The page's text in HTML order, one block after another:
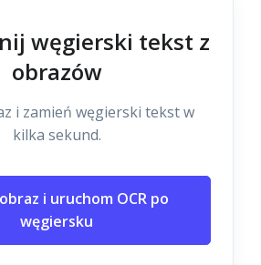
węgierski tekst z
obrazów
i zamień węgierski tekst w
kilka sekund.
i uruchom OCR po
węgiersku